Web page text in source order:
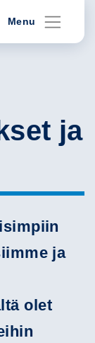
Menu
ja
ja
olet